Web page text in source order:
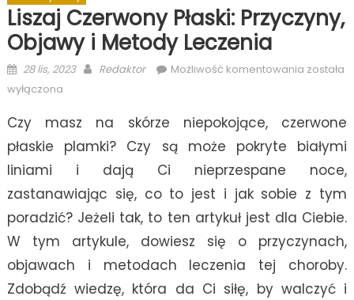
Liszaj Czerwony Płaski: Przyczyny,
Objawy i Metody Leczenia
Posted
on
28 lis, 2023 Author
Redaktor Możliwość komentowania Liszaj
Objawy
Metody
Leczenia
została
wyłączona
Czy masz na skórze niepokojące, czerwone
płaskie plamki? Czy są może pokryte białymi
liniami i dają Ci nieprzespane noce,
zastanawiając się, co to jest i jak sobie z tym
poradzić? Jeżeli tak, to ten artykuł jest dla Ciebie.
W tym artykule, dowiesz się o przyczynach,
objawach i metodach leczenia tej choroby.
Zdobądź wiedzę, która da Ci siłę, by walczyć i